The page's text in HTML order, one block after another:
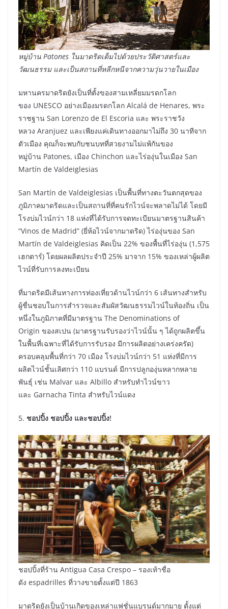
หมู่บ้าน Patones ในมาดริดเต็มไปด้วยประวัติศาสตร์และ
วัฒนธรรม และเป็นสถานที่หลีกหนีจากความวุ่นวายในเมือง
มหานครมาดริดยังเป็นที่ตั้งของสามเหลี่ยมมรดกโลก
ของ UNESCO อย่างเมืองมรดกโลก Alcalá de Henares, พระ
ราชฐาน San Lorenzo de El Escoria และ พระราชวัง
หลวง Aranjuez และเพียงแค่เดินทางออกมาไม่ถึง 30 นาทีจาก
ตัวเมือง คุณก็จะพบกับชนบทที่สวยงามไม่แพ้กันของ
หมู่บ้าน Patones, เมือง Chinchon และไร่องุ่นในเมือง San
Martín de Valdeiglesias
San Martín de Valdeiglesias เป็นพื้นที่ทางตะวันตกสุดของ
ภูมิภาคมาดริดและเป็นสถานที่ที่คนรักไวน์จะพลาดไม่ได้ โดยมี
โรงบ่มไวน์กว่า 18 แห่งที่ได้รับการจดทะเบียนมาตรฐานสินค้า
“Vinos de Madrid” (ยี่ห้อไวน์จากมาดริด) ไร่องุ่นของ San
Martín de Valdeiglesias คิดเป็น 22% ของพื้นที่ไร่องุ่น (1,575
เฮกตาร์) โดยผลผลิตประจำปี 25% มาจาก 15% ของเหล่าผู้ผลิต
ไวน์ที่รับการลงทะเบียน
ที่มาดริดมีเส้นทางการท่องเที่ยวด้านไวน์กว่า 6 เส้นทางสำหรับ
ผู้ชื่นชอบในการสำรวจและสัมผัสวัฒนธรรมไวน์ในท้องถิ่น เป็น
หนึ่งในภูมิภาคที่มีมาตรฐาน The Denominations of
Origin ของสเปน (มาตรฐานรับรองว่าไวน์นั้น ๆ ได้ถูกผลิตขึ้น
ในพื้นที่เฉพาะที่ได้รับการรับรอง มีการผลิตอย่างเคร่งครัด)
ครอบคลุมพื้นที่กว่า 70 เมือง โรงบ่มไวน์กว่า 51 แห่งที่มีการ
ผลิตไวน์ชั้นเลิศกว่า 110 แบรนด์ มีการปลูกองุ่นหลากหลาย
พันธุ์ เช่น Malvar และ Albillo สำหรับทำไวน์ขาว
และ Garnacha Tinta สำหรับไวน์แดง
5. ชอปปิ้ง ชอปปิ้ง และชอปปิ้ง!
ชอปปิ้งที่ร้าน Antigua Casa Crespo – รองเท้าชื่อ
ดัง espadrilles ที่วางขายตั้งแต่ปี 1863
มาดริดยังเป็นบ้านเกิดของเหล่าแฟชั่นแบรนด์มากมาย ตั้งแต่